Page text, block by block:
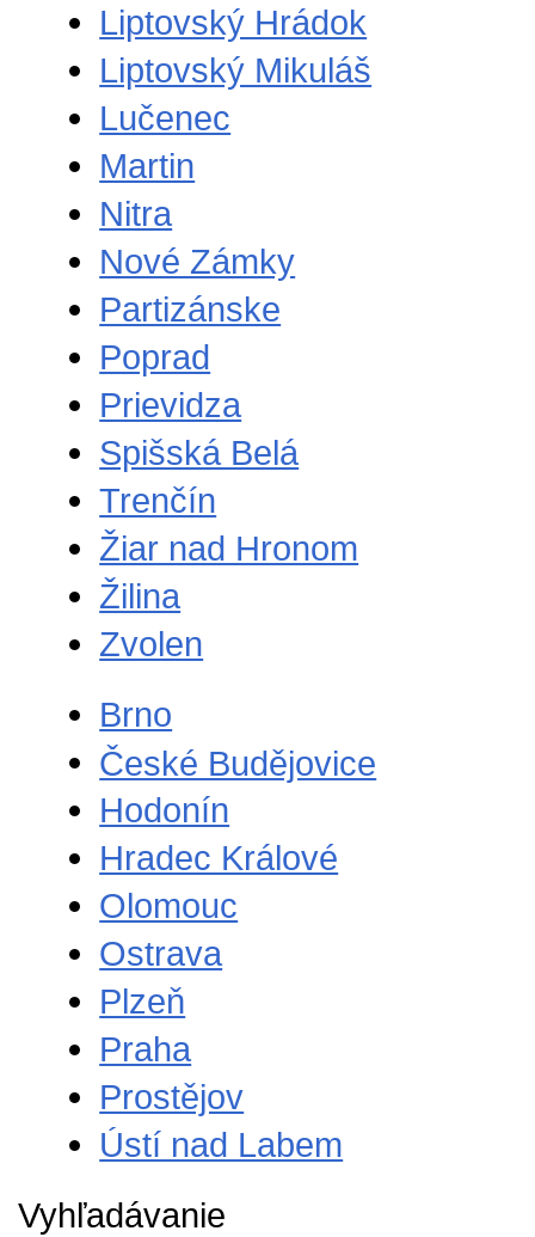
Liptovský Hrádok
Liptovský Mikuláš
Lučenec
Martin
Nitra
Nové Zámky
Partizánske
Poprad
Prievidza
Spišská Belá
Trenčín
Žiar nad Hronom
Žilina
Zvolen
Brno
České Budějovice
Hodonín
Hradec Králové
Olomouc
Ostrava
Plzeň
Praha
Prostějov
Ústí nad Labem
Vyhľadávanie